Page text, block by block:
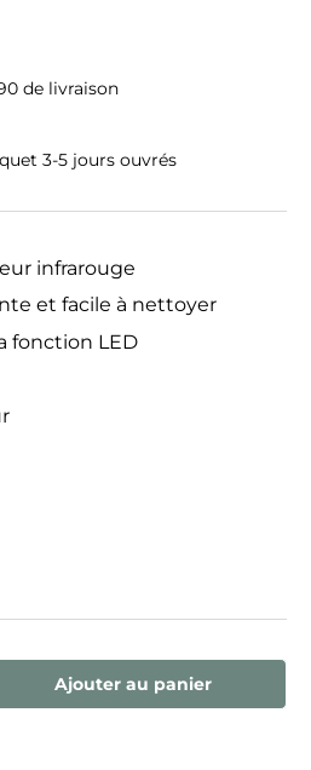
de livraison
3-5 jours ouvrés
infrarouge
et facile à nettoyer
fonction LED
la quantité
Ajouter au panier